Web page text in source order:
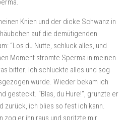
Knien und der dicke Schwanz in
auf die demütigenden
“Los du Nutte, schluck alles, und
Moment strömte Sperma in meinen
bitter. Ich schluckte alles und sog
wurde. Wieder bekam ich
gesteckt. “Blas, du Hure!”, grunzte er
zurück, ich blies so fest ich kann.
zog er ihn raus und spritzte mir